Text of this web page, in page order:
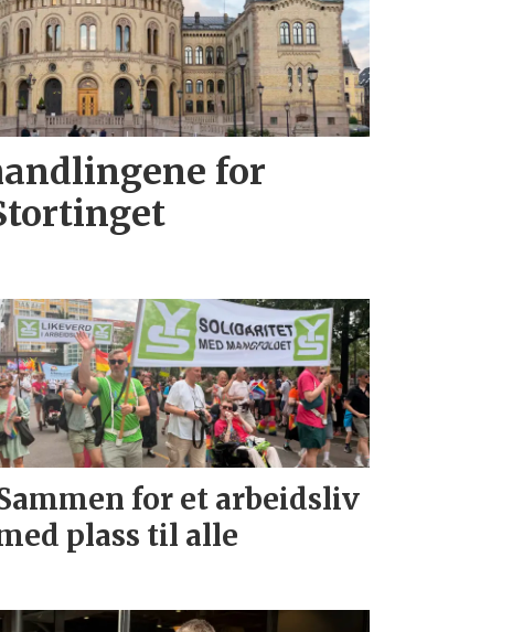
for
for et arbeidsliv
plass til alle